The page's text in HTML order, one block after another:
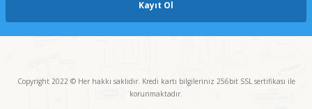
Kayıt Ol
Copyright 2022 © Her hakkı saklıdır. Kredi kartı bilgileriniz 256bit SSL sertifikası ile
korunmaktadır.